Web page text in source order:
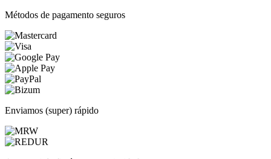
Métodos de pagamento seguros
Enviamos (super) rápido